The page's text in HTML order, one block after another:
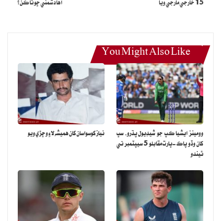
نقصانڪار مواد ڏسڻ جو اعتراف ڪيو آهي جيڪو کين فيڊ تي اسڪرولنگ
ڪندي نظر آيو.
اهڙي طرح 53 سيڪڙو ٻارن ٻڌايو ته انهن ٽڪ ٽاڪ تي اهڙو مواد ڏٺو جڏهن
ته 36 سيڪڙو يوٽيوب، 34 سيڪڙو انسٽاگرام ۽ 31 سيڪڙو فيس بُڪ تي
اهڙي مواد کي ڏٺو.
سالن جي هر 10 مان 7 ٻارن کي آن لائين نقصانڪار مواد ڏسڻ جو تجربو
سالن جي عمر جا 84 سيڪڙو ٻار اڄ به مشهور 5 آن لائين سروس (يوٽيوب،
فيس بُڪ، ٽڪ ٽاڪ، انسٽاگرام ۽ سنيپ چيٽ) کي استعمال ڪري رهيا
15 خارجي مارجي ويا
اها دشمني ڇو ٿا ڪن؟
You Might Also Like
وومينز ايشيا ڪپ جو شيڊيول پڌرو، سڀ
کان وڏو پاڪ-ڀارت مقابلو 5 سيپٽمبر تي
ٿيندو
نياز کوسواسان کان هميشه لاءِ وڇڙي ويو